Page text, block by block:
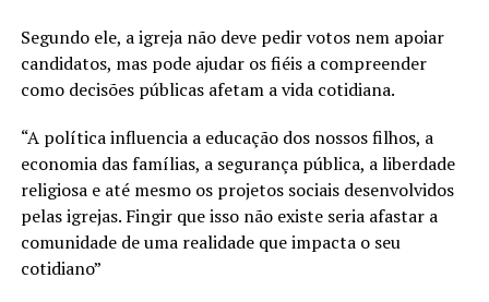
Segundo ele, a igreja não deve pedir votos nem apoiar
candidatos, mas pode ajudar os fiéis a compreender
como decisões públicas afetam a vida cotidiana.
“A política influencia a educação dos nossos filhos, a
economia das famílias, a segurança pública, a liberdade
religiosa e até mesmo os projetos sociais desenvolvidos
pelas igrejas. Fingir que isso não existe seria afastar a
comunidade de uma realidade que impacta o seu
cotidiano”